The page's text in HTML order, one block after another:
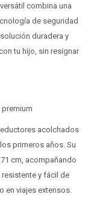
combina una
de seguridad
duradera y
tu hijo, sin resignar
acolchados
primeros años. Su
cm, acompañando
y fácil de
en viajes extensos.